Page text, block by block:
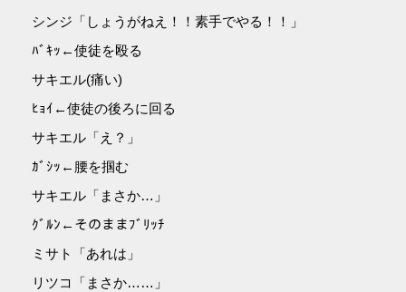
シンジ「しょうがねえ！！素手でやる！！」
ﾊﾞｷｯ←使徒を殴る
サキエル(痛い)
ﾋｮｲ←使徒の後ろに回る
サキエル「え？」
ｶﾞｼｯ←腰を掴む
サキエル「まさか…」
ｸﾞﾙﾝ←そのままﾌﾞﾘｯﾁ
ミサト「あれは」
リツコ「まさか……」